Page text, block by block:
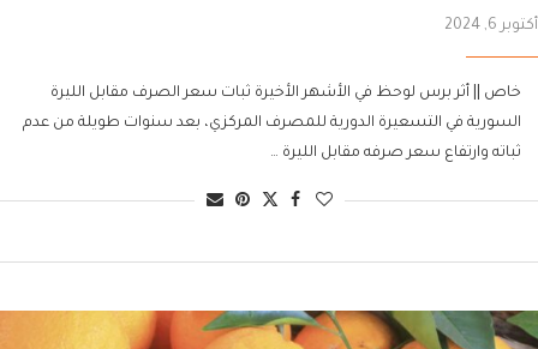
أكتوبر 6, 2024
خاص || أثر برس لوحظ في الأشهر الأخيرة ثبات سعر الصرف مقابل الليرة
السورية في التسعيرة الدورية للمصرف المركزي، بعد سنوات طويلة من عدم
ثباته وارتفاع سعر صرفه مقابل الليرة …